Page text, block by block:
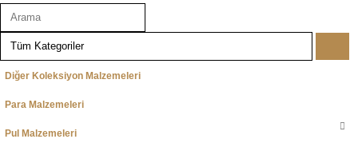
Diğer Koleksiyon Malzemeleri
Para Malzemeleri
Pul Malzemeleri